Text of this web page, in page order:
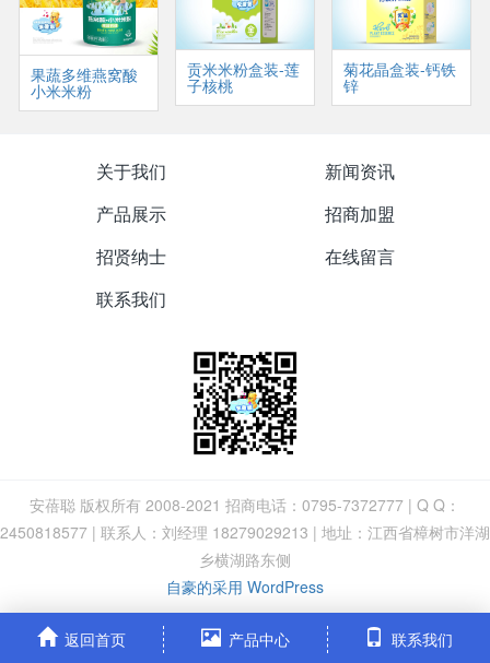
果蔬多维燕窝酸
小米米粉
贡米米粉盒装-莲
子核桃
菊花晶盒装-钙铁
锌
关于我们
新闻资讯
产品展示
招商加盟
招贤纳士
在线留言
联系我们
安蓓聪 版权所有 2008-2021 招商电话：0795-7372777 | Q Q：
2450818577 | 联系人：刘经理 18279029213 | 地址：江西省樟树市洋湖
乡横湖路东侧
自豪的采用 WordPress
返回首页 产品中心 联系我们